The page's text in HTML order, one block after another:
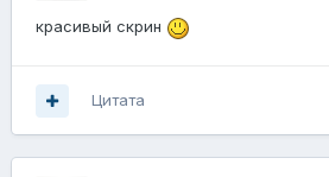
красивый скрин
Цитата